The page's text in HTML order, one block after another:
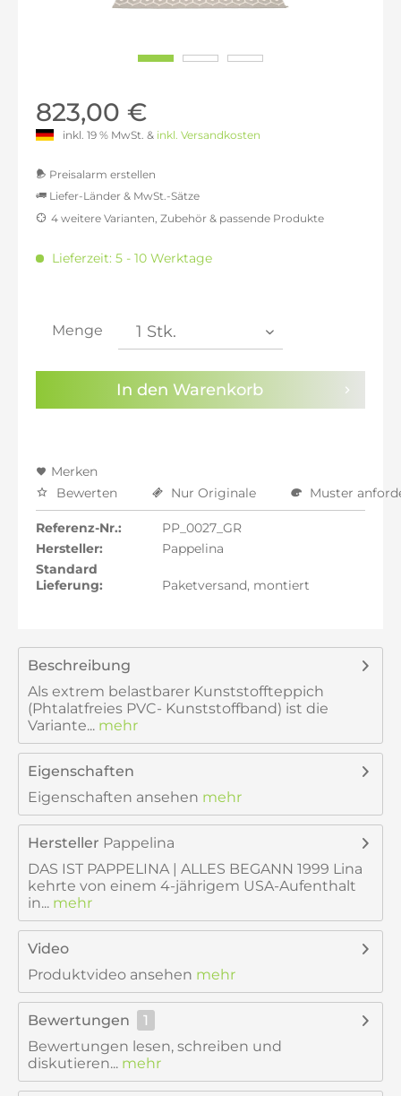
823,00 €
inkl. 19 % MwSt. & inkl. Versandkosten
Preisalarm erstellen
Sie haben dieDatenschutzbestimmungenzur
Kenntnis genommen.
Liefer-Länder & MwSt.-Sätze
inkl. 16% MwSt.: 802,25 €
inkl. 20% MwSt.: 829,92 €
inkl. 21% MwSt.: 836,83 €
inkl. 22% MwSt.: 843,75 €
4 weitere Varianten, Zubehör & passende Produkte
Lieferzeit: 5 - 10 Werktage
Menge
In den Warenkorb
Merken
Bewerten
Nur Originale Muster
Referenz-Nr.:
PP_0027_GR
Hersteller:
Pappelina
Standard
Lieferung:
Paketversand, montiert
Beschreibung
Als extrem belastbarer Kunststoffteppich
(Phtalatfreies PVC- Kunststoffband) ist die
Variante... mehr
Eigenschaften
Eigenschaften ansehen mehr
Hersteller Pappelina
DAS IST PAPPELINA | ALLES BEGANN 1999 Lina
kehrte von einem 4-jährigem USA-Aufenthalt
in... mehr
Video
Produktvideo ansehen mehr
Bewertungen
1
Bewertungen lesen, schreiben und
diskutieren... mehr